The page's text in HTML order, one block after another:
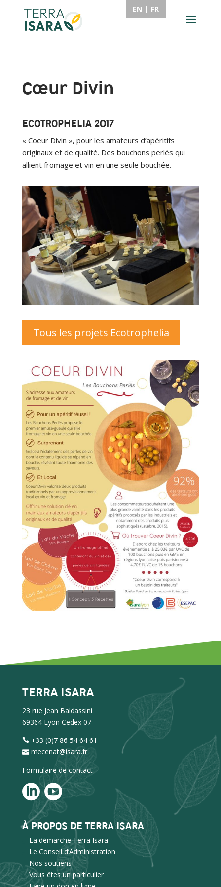
Cœur Divin
ECOTROPHELIA 2017
« Coeur Divin », pour les amateurs d’apéritifs
originaux et de qualité. Des bouchons perlés qui
allient fromage et vin en une seule bouchée.
Tous les projets Ecotrophelia
TERRA ISARA
23 rue Jean Baldassini
69364 Lyon Cedex 07
+33 (0)7 86 54 64 61
mecenat@isara.fr
Formulaire de contact
À PROPOS DE TERRA ISARA
La démarche Terra Isara
Le Conseil d’Administration
Nos soutiens
Vous êtes un particulier
EN FR